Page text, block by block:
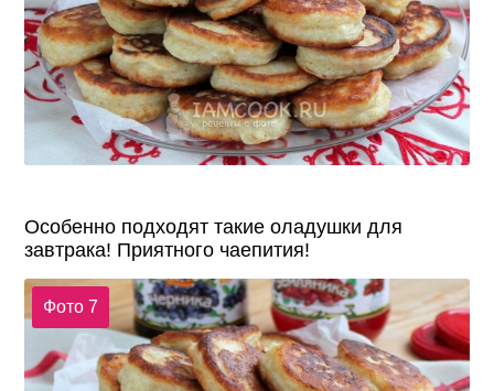
Особенно подходят такие оладушки для
завтрака! Приятного чаепития!
Фото 7